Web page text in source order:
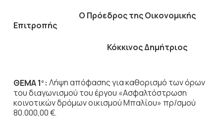
Ο Πρόεδροςτης Οικονομικής
Επιτροπής
Κόκκινος Δημήτριος
ΘΕΜΑ 1 ο : Λήψη απόφασης για καθορισμό των όρων
του διαγωνισμού του έργου «Ασφαλτόστρωση
κοινοτικών δρόμων οικισμού Μπαλίου» πρ/σμού
80.000,00 €.